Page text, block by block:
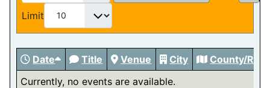
Limit
Date Title Venue City
County/
Currently, no events are available.